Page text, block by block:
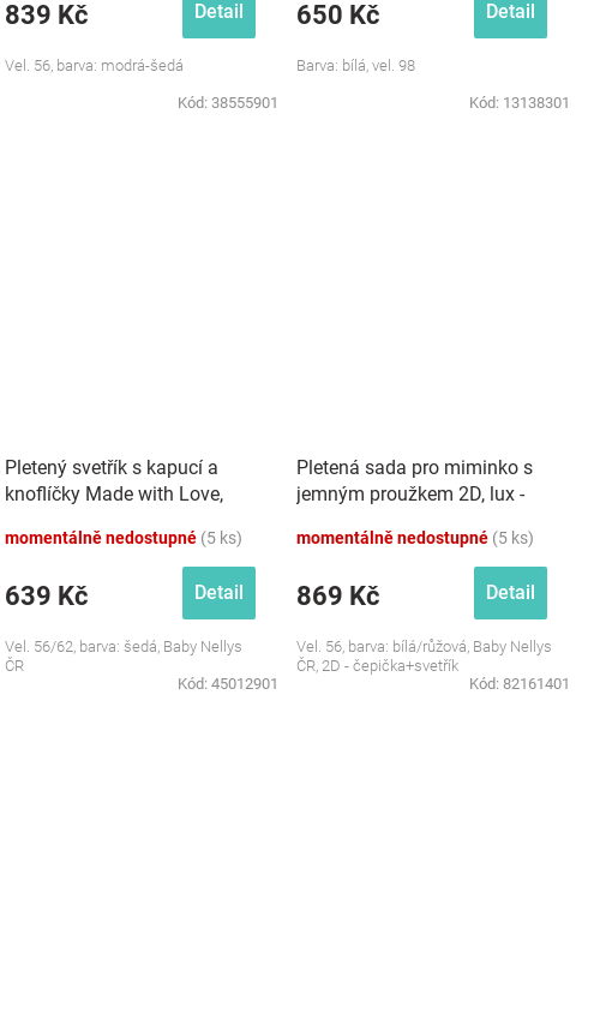
839 Kč Detail
Vel. 56, barva: modrá-šedá
Kód: 38555901
650 Kč Detail
Barva: bílá, vel. 98
Kód: 13138301
Pletený svetřík s kapucí a
knoflíčky Made with Love,
momentálně nedostupné (5 ks)
639 Kč Detail
Vel. 56/62, barva: šedá, Baby Nellys
ČR
Kód: 45012901
Pletená sada pro miminko s
jemným proužkem 2D, lux -
momentálně nedostupné (5 ks)
869 Kč Detail
Vel. 56, barva: bílá/růžová, Baby Nellys
ČR, 2D - čepička+svetřík
Kód: 82161401